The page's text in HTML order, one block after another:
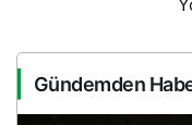
Gündemden